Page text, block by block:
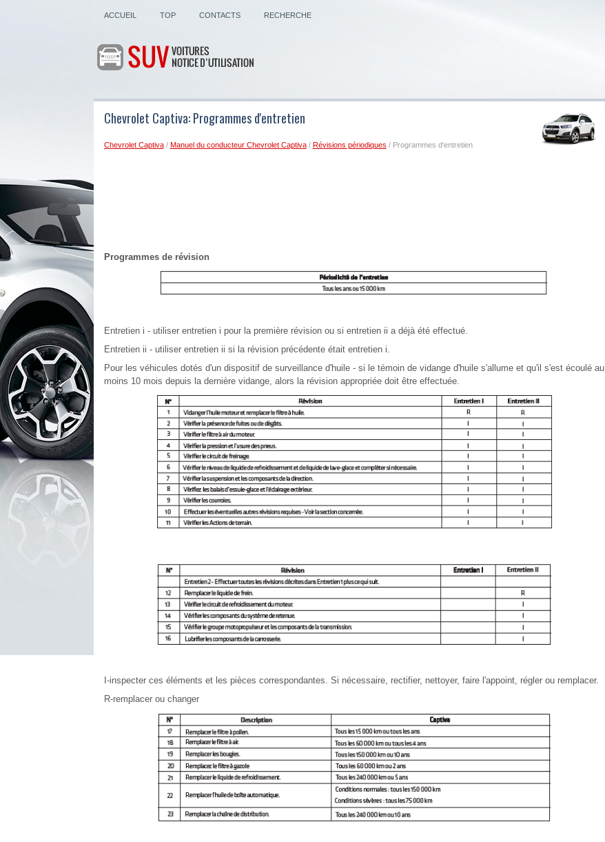
ACCUEIL TOP CONTACTS RECHERCHE
Chevrolet Captiva: Programmes d'entretien
Chevrolet Captiva/ Manuel du conducteur Chevrolet Captiva/ Révisions périodiques / Programmes d'entretien
Programmes de révision
Entretien i - utiliser entretien i pour la première révision ou si entretien ii a déjà été effectué.
Entretien ii - utiliser entretien ii si la révision précédente était entretien i.
Pour les véhicules dotés d'un dispositif de surveillance d'huile - si le témoin de vidange d'huile s'allume et qu'il s'est écoulé au
moins 10 mois depuis la dernière vidange, alors la révision appropriée doit être effectuée.
I-inspecter ces éléments et les pièces correspondantes. Si nécessaire, rectifier, nettoyer, faire l'appoint, régler ou remplacer.
R-remplacer ou changer